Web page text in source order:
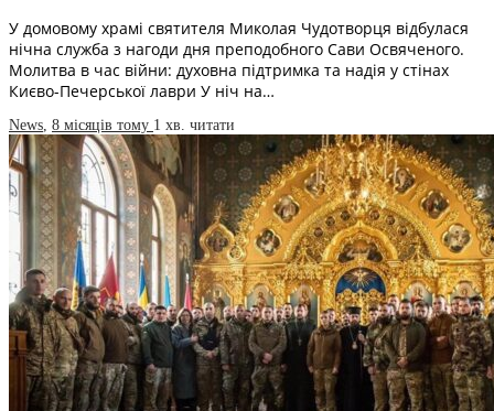
У домовому храмі святителя Миколая Чудотворця відбулася
нічна служба з нагоди дня преподобного Сави Освяченого.
Молитва в час війни: духовна підтримка та надія у стінах
Києво-Печерської лаври У ніч на…
News, 8 місяців тому 1 хв. читати